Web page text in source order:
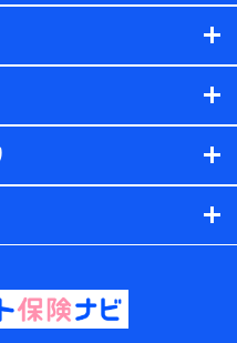
ユーザー登録受付および
る保険会社・提携会社の
ため
利用履歴、ウェブサイトの